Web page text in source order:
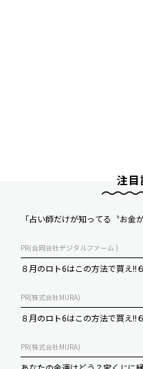
注
「占い師だけが知ってる〝お金
PR(合同会社デジタルファーム )
８月のロト6はこの方法で買え!!
PR(株式会社MURA)
８月のロト6はこの方法で買え!!
PR(株式会社MURA)